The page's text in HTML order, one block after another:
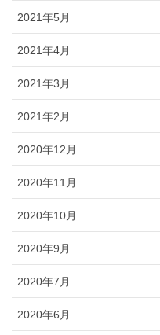
2021年5月
2021年4月
2021年3月
2021年2月
2020年12月
2020年11月
2020年10月
2020年9月
2020年7月
2020年6月